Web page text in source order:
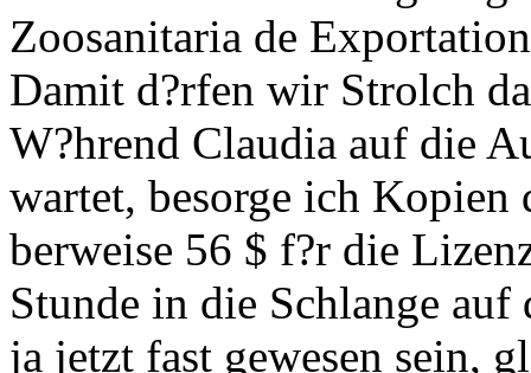
Zoosanitaria de
Damit d?rfen wir Strolch
W?hrend Claudia auf die
wartet, besorge ich Kopien
berweise 56 $ f?r die
Stunde in die Schlange auf
ja jetzt fast gewesen sein,